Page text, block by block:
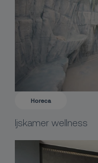
Horeca
Ijskamer wellness